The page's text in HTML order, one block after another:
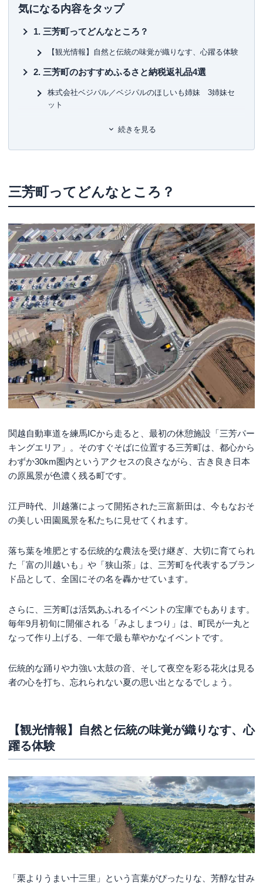
気になる内容をタップ
三芳町ってどんなところ？
【観光情報】自然と伝統の味覚が織りなす、心躍る体験
三芳町のおすすめふるさと納税返礼品4選
株式会社ベジパル／ベジパルのほしいも姉妹 3姉妹セ
ット
株式会社イー・エス・ピー／アコースティックギター G-
亜細亜食品株式会社／三芳町本格手作り飲茶セット
三芳町の魅力を発信する「みよし野ガーデン里山
探訪」
ふるさと納税寄付金の使い道
まとめ
続きを見る
三芳町ってどんなところ？
関越自動車道を練馬ICから走ると、最初の休憩施設「三芳パー
キングエリア」。そのすぐそばに位置する三芳町は、都心から
わずか30km圏内というアクセスの良さながら、古き良き日本
の原風景が色濃く残る町です。
江戸時代、川越藩によって開拓された三富新田は、今もなおそ
の美しい田園風景を私たちに見せてくれます。
落ち葉を堆肥とする伝統的な農法を受け継ぎ、大切に育てられ
た「富の川越いも」や「狭山茶」は、三芳町を代表するブラン
ド品として、全国にその名を轟かせています。
さらに、三芳町は活気あふれるイベントの宝庫でもあります。
毎年9月初旬に開催される「みよしまつり」は、町民が一丸と
なって作り上げる、一年で最も華やかなイベントです。
伝統的な踊りや力強い太鼓の音、そして夜空を彩る花火は見る
者の心を打ち、忘れられない夏の思い出となるでしょう。
【観光情報】自然と伝統の味覚が織りなす、心
躍る体験
「栗よりうまい十三里」という言葉がぴったりな、芳醇な甘み